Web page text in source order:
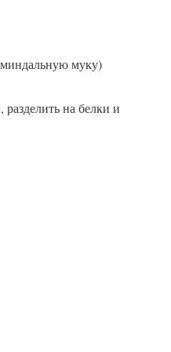
миндальную муку)
на белки и